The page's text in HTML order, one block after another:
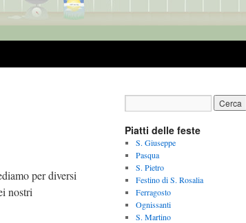
per diversi
nostri
Piatti delle feste
S. Giuseppe
Pasqua
S. Pietro
Festino di S. Rosalia
Ferragosto
Ognissanti
S. Martino